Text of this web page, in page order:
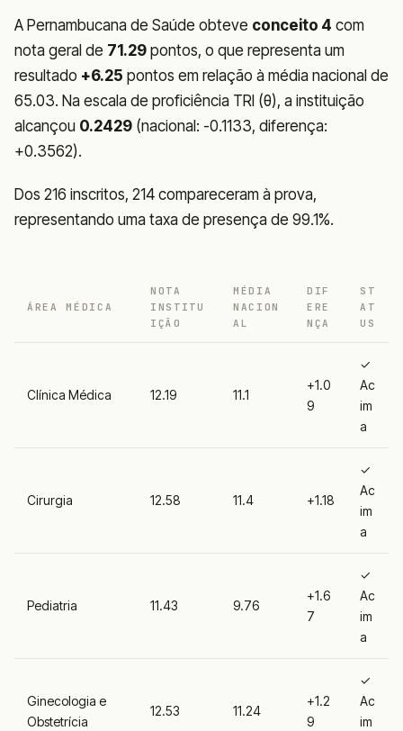
A Pernambucana de Saúde obteve conceito 4 com
nota geral de 71.29 pontos, o que representa um
resultado +6.25 pontos em relação à média nacional de
65.03. Na escala de proficiência TRI (θ), a instituição
alcançou 0.2429 (nacional: -0.1133, diferença:
+0.3562).
Dos 216 inscritos, 214 compareceram à prova,
representando uma taxa de presença de 99.1%.
ÁREA MÉDICA
NOTA
INSTITU
IÇÃO
MÉDIA
NACION
AL
DIF
ERE
NÇA
ST
AT
US
Clínica Médica 12.19 11.1
+1.0
9
✓
Ac
im
a
Cirurgia 12.58 11.4 +1.18
✓
Ac
im
a
Pediatria 11.43 9.76
+1.6
7
✓
Ac
im
a
Ginecologia e
Obstetrícia
12.53 11.24
+1.2
9
✓
Ac
im